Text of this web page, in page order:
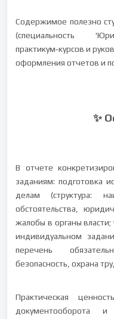
Содержимое полезно
(специальность
практикум‑курсов и
оформления отчетов и
✨
В отчете
заданиям: подготовка
делам (структура:
обстоятельства,
жалобы в органы
индивидуальном
перечень
безопасность, охрана
Практическая
документооборота